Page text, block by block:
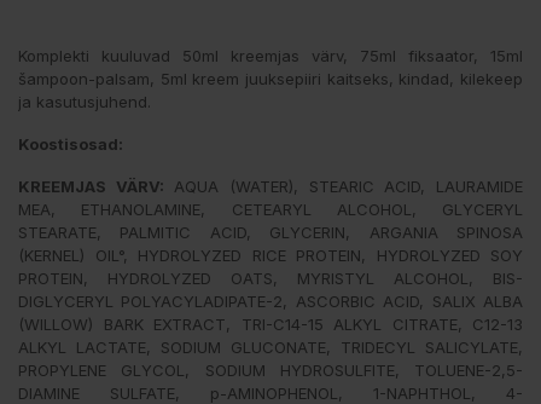
Komplekti kuuluvad 50ml kreemjas värv, 75ml fiksaator, 15ml
šampoon-palsam, 5ml kreem juuksepiiri kaitseks, kindad, kilekeep
ja kasutusjuhend.
Koostisosad:
KREEMJAS VÄRV: AQUA (WATER), STEARIC ACID, LAURAMIDE
MEA, ETHANOLAMINE, CETEARYL ALCOHOL, GLYCERYL
STEARATE, PALMITIC ACID, GLYCERIN, ARGANIA SPINOSA
(KERNEL) OIL°, HYDROLYZED RICE PROTEIN, HYDROLYZED SOY
PROTEIN, HYDROLYZED OATS, MYRISTYL ALCOHOL, BIS-
DIGLYCERYL POLYACYLADIPATE-2, ASCORBIC ACID, SALIX ALBA
(WILLOW) BARK EXTRACT, TRI-C14-15 ALKYL CITRATE, C12-13
ALKYL LACTATE, SODIUM GLUCONATE, TRIDECYL SALICYLATE,
PROPYLENE GLYCOL, SODIUM HYDROSULFITE, TOLUENE-2,5-
DIAMINE SULFATE, p-AMINOPHENOL, 1-NAPHTHOL, 4-